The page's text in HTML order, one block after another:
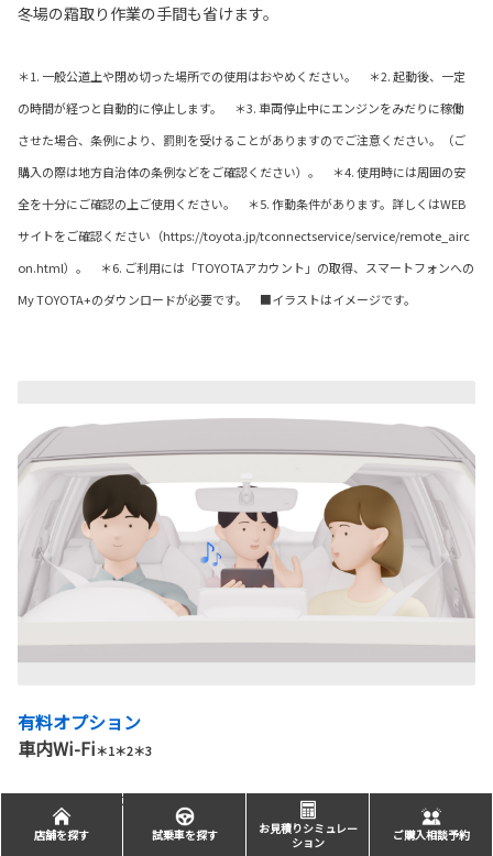
冬場の霜取り作業の手間も省けます。
＊1. 一般公道上や閉め切った場所での使用はおやめください。 ＊2. 起動後、一定
の時間が経つと自動的に停止します。 ＊3. 車両停止中にエンジンをみだりに稼働
させた場合、条例により、罰則を受けることがありますのでご注意ください。（ご
購入の際は地方自治体の条例などをご確認ください）。 ＊4. 使用時には周囲の安
全を十分にご確認の上ご使用ください。 ＊5. 作動条件があります。詳しくはWEB
サイトをご確認ください（https://toyota.jp/tconnectservice/service/remote_airc
on.html）。 ＊6. ご利用には「TOYOTAアカウント」の取得、スマートフォンへの
My TOYOTA+のダウンロードが必要です。 ■イラストはイメージです。
有料オプション
車内Wi-Fi＊1＊2＊3
クルマがWi-Fiスポットに。
店舗を探す 試乗車を探す
お見積りシミュレー
ション
ご購入相談予約